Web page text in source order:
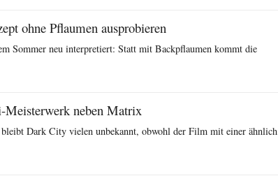
ohne Pflaumen ausprobieren
Sommer neu interpretiert: Statt mit Backpflaumen kommt die
Meisterwerk neben Matrix
Dark City vielen unbekannt, obwohl der Film mit einer ähnlich